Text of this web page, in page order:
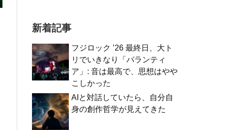
新着記事
フジロック ’26 最終日、大ト
リでいきなり「パランティ
ア」: 音は最高で、思想はやや
こしかった
AIと対話していたら、自分自
身の創作哲学が見えてきた